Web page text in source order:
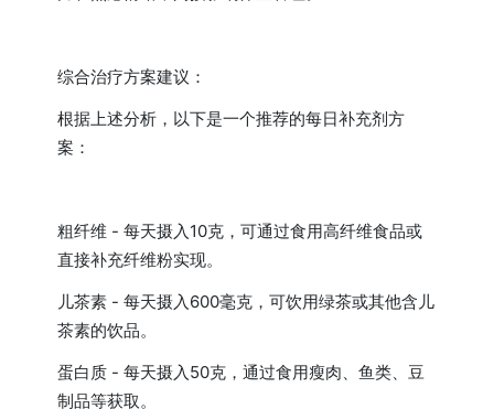
综合治疗方案建议：
根据上述分析，以下是一个推荐的每日补充剂方
案：
粗纤维 - 每天摄入10克，可通过食用高纤维食品或
直接补充纤维粉实现。
儿茶素 - 每天摄入600毫克，可饮用绿茶或其他含儿
茶素的饮品。
蛋白质 - 每天摄入50克，通过食用瘦肉、鱼类、豆
制品等获取。